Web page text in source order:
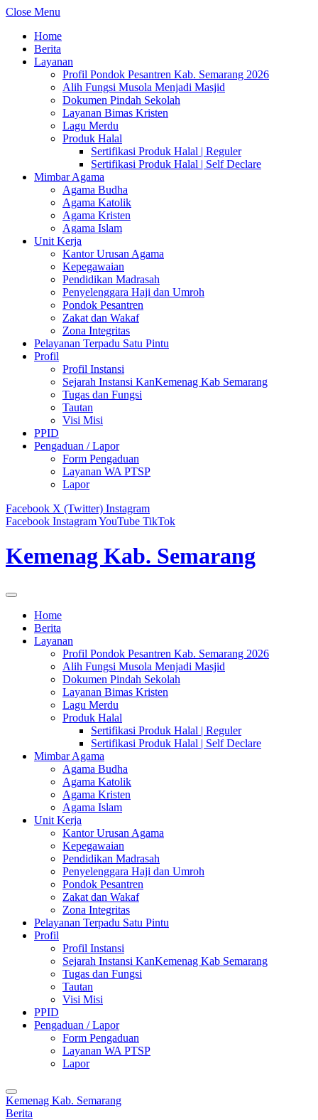
Close Menu
Home
Berita
Layanan
Profil Pondok Pesantren Kab. Semarang 2026
Alih Fungsi Musola Menjadi Masjid
Dokumen Pindah Sekolah
Layanan Bimas Kristen
Lagu Merdu
Produk Halal
Sertifikasi Produk Halal | Reguler
Sertifikasi Produk Halal | Self Declare
Mimbar Agama
Agama Budha
Agama Katolik
Agama Kristen
Agama Islam
Unit Kerja
Kantor Urusan Agama
Kepegawaian
Pendidikan Madrasah
Penyelenggara Haji dan Umroh
Pondok Pesantren
Zakat dan Wakaf
Zona Integritas
Pelayanan Terpadu Satu Pintu
Profil
Profil Instansi
Sejarah Instansi KanKemenag Kab Semarang
Tugas dan Fungsi
Tautan
Visi Misi
PPID
Pengaduan / Lapor
Form Pengaduan
Layanan WA PTSP
Lapor
Facebook X (Twitter) Instagram
Facebook InstagramYouTube TikTok
Kemenag Kab. Semarang
Home
Berita
Layanan
Profil Pondok Pesantren Kab. Semarang 2026
Alih Fungsi Musola Menjadi Masjid
Dokumen Pindah Sekolah
Layanan Bimas Kristen
Lagu Merdu
Produk Halal
Sertifikasi Produk Halal | Reguler
Sertifikasi Produk Halal | Self Declare
Mimbar Agama
Agama Budha
Agama Katolik
Agama Kristen
Agama Islam
Unit Kerja
Kantor Urusan Agama
Kepegawaian
Pendidikan Madrasah
Penyelenggara Haji dan Umroh
Pondok Pesantren
Zakat dan Wakaf
Zona Integritas
Pelayanan Terpadu Satu Pintu
Profil
Profil Instansi
Sejarah Instansi KanKemenag Kab Semarang
Tugas dan Fungsi
Tautan
Visi Misi
PPID
Pengaduan / Lapor
Form Pengaduan
Layanan WA PTSP
Lapor
Kemenag Kab. Semarang
Berita